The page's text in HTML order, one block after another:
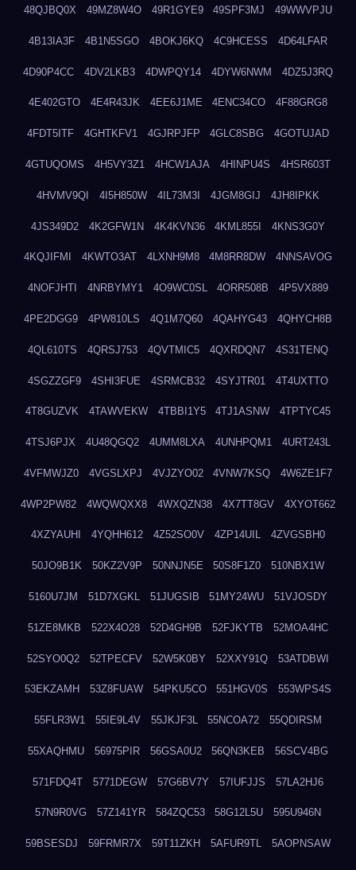
48QJBQ0X 49MZ8W4O 49R1GYE9 49SPF3MJ 49WWVPJU
4B13IA3F 4B1N5SGO 4BOKJ6KQ 4C9HCESS 4D64LFAR
4D90P4CC 4DV2LKB3 4DWPQY14 4DYW6NWM 4DZ5J3RQ
4E402GTO 4E4R43JK 4EE6J1ME 4ENC34CO 4F88GRG8
4FDT5ITF 4GHTKFV1 4GJRPJFP 4GLC8SBG 4GOTUJAD
4GTUQOMS 4H5VY3Z1 4HCW1AJA 4HINPU4S 4HSR603T
4HVMV9QI 4I5H850W 4IL73M3I 4JGM8GIJ 4JH8IPKK
4JS349D2 4K2GFW1N 4K4KVN36 4KML855I 4KNS3G0Y
4KQJIFMI 4KWTO3AT 4LXNH9M8 4M8RR8DW 4NNSAVOG
4NOFJHTI 4NRBYMY1 4O9WC0SL 4ORR508B 4P5VX889
4PE2DGG9 4PW810LS 4Q1M7Q60 4QAHYG43 4QHYCH8B
4QL610TS 4QRSJ753 4QVTMIC5 4QXRDQN7 4S31TENQ
4SGZZGF9 4SHI3FUE 4SRMCB32 4SYJTR01 4T4UXTTO
4T8GUZVK 4TAWVEKW 4TBBI1Y5 4TJ1ASNW 4TPTYC45
4TSJ6PJX 4U48QGQ2 4UMM8LXA 4UNHPQM1 4URT243L
4VFMWJZ0 4VGSLXPJ 4VJZYO02 4VNW7KSQ 4W6ZE1F7
4WP2PW82 4WQWQXX8 4WXQZN38 4X7TT8GV 4XYOT662
4XZYAUHI 4YQHH612 4Z52SO0V 4ZP14UIL 4ZVGSBH0
50JO9B1K 50KZ2V9P 50NNJN5E 50S8F1Z0 510NBX1W
5160U7JM 51D7XGKL 51JUGSIB 51MY24WU 51VJOSDY
51ZE8MKB 522X4O28 52D4GH9B 52FJKYTB 52MOA4HC
52SYO0Q2 52TPECFV 52W5K0BY 52XXY91Q 53ATDBWI
53EKZAMH 53Z8FUAW 54PKU5CO 551HGV0S 553WPS4S
55FLR3W1 55IE9L4V 55JKJF3L 55NCOA72 55QDIRSM
55XAQHMU 56975PIR 56GSA0U2 56QN3KEB 56SCV4BG
571FDQ4T 5771DEGW 57G6BV7Y 57IUFJJS 57LA2HJ6
57N9R0VG 57Z141YR 584ZQC53 58G12L5U 595U946N
59BSESDJ 59FRMR7X 59T11ZKH 5AFUR9TL 5AOPNSAW